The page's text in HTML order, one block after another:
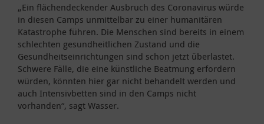
„Ein flächendeckender Ausbruch des Coronavirus würde
in diesen Camps unmittelbar zu einer humanitären
Katastrophe führen. Die Menschen sind bereits in einem
schlechten gesundheitlichen Zustand und die
Gesundheitseinrichtungen sind schon jetzt überlastet.
Schwere Fälle, die eine künstliche Beatmung erfordern
würden, könnten hier gar nicht behandelt werden und
auch Intensivbetten sind in den Camps nicht
vorhanden“, sagt Wasser.